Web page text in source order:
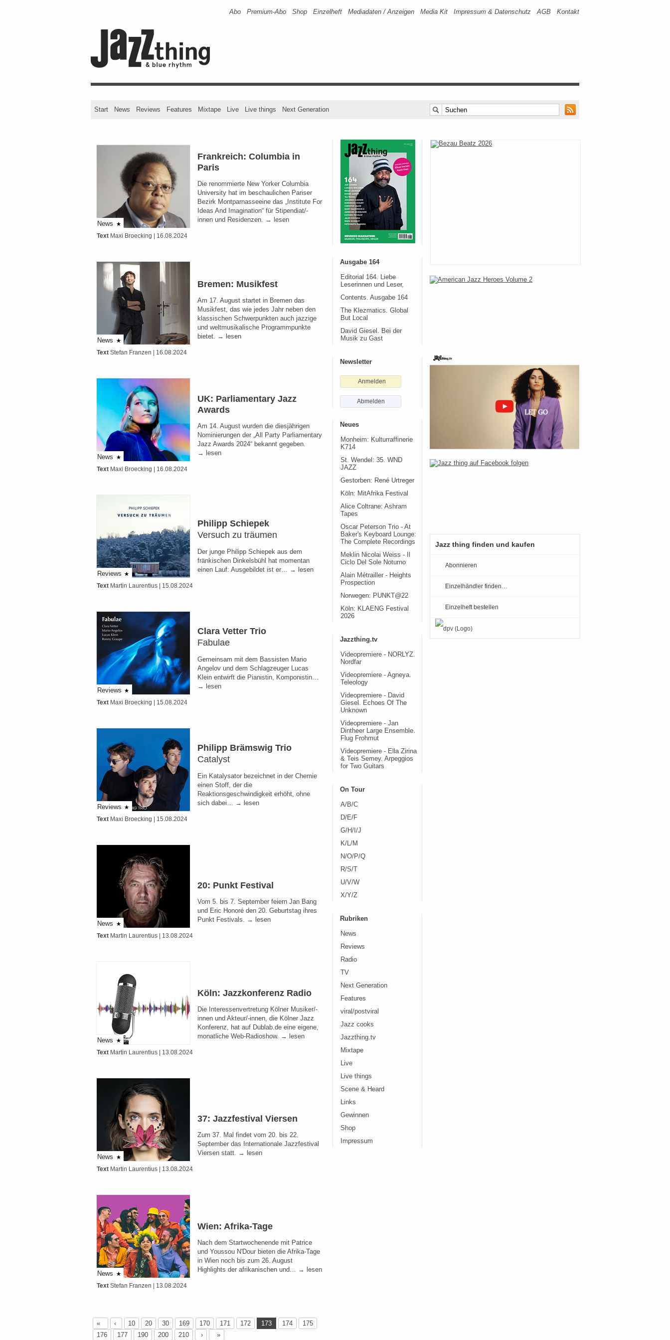
Abo Premium-Abo Shop Einzelheft Mediadaten / Anzeigen Media Kit Impressum & Datenschutz AGB Kontakt
Start News Reviews Features Mixtape Live Live things Next Generation
News
Frankreich: Columbia in
Paris
Die renommierte New Yorker Columbia
University hat im beschaulichen Pariser
Bezirk Montparnasseeine das „Institute For
Ideas And Imagination“ für Stipendiat/-
innen und Residenzen. → lesen
Text Maxi Broecking | 16.08.2024
News
Bremen: Musikfest
Am 17. August startet in Bremen das
Musikfest, das wie jedes Jahr neben den
klassischen Schwerpunkten auch jazzige
und weltmusikalische Programmpunkte
bietet. → lesen
Text Stefan Franzen | 16.08.2024
News
UK: Parliamentary Jazz
Awards
Am 14. August wurden die diesjährigen
Nominierungen der „All Party Parliamentary
Jazz Awards 2024“ bekannt gegeben.
→ lesen
Text Maxi Broecking | 16.08.2024
Reviews
Philipp Schiepek
Versuch zu träumen
Der junge Philipp Schiepek aus dem
fränkischen Dinkelsbühl hat momentan
einen Lauf: Ausgebildet ist er… → lesen
Text Martin Laurentius | 15.08.2024
Reviews
Clara Vetter Trio
Fabulae
Gemeinsam mit dem Bassisten Mario
Angelov und dem Schlagzeuger Lucas
Klein entwirft die Pianistin, Komponistin…
→ lesen
Text Maxi Broecking | 15.08.2024
Reviews
Philipp Brämswig Trio
Catalyst
Ein Katalysator bezeichnet in der Chemie
einen Stoff, der die
Reaktionsgeschwindigkeit erhöht, ohne
sich dabei… → lesen
Text Maxi Broecking | 15.08.2024
News
20: Punkt Festival
Vom 5. bis 7. September feiern Jan Bang
und Eric Honoré den 20. Geburtstag ihres
Punkt Festivals. → lesen
Text Martin Laurentius | 13.08.2024
News
Köln: Jazzkonferenz Radio
Die Interessenvertretung Kölner Musiker/-
innen und Akteur/-innen, die Kölner Jazz
Konferenz, hat auf Dublab.de eine eigene,
monatliche Web-Radioshow. → lesen
Text Martin Laurentius | 13.08.2024
News
37: Jazzfestival Viersen
Zum 37. Mal findet vom 20. bis 22.
September das Internationale Jazzfestival
Viersen statt. → lesen
Text Martin Laurentius | 13.08.2024
News
Wien: Afrika-Tage
Nach dem Startwochenende mit Patrice
und Youssou N'Dour bieten die Afrika-Tage
in Wien noch bis zum 26. August
Highlights der afrikanischen und… → lesen
Text Stefan Franzen | 13.08.2024
« ‹ 10 20 30 169 170 171 172 173 174
175
176
177 190 200 210 › »
Ausgabe 164
Editorial 164. Liebe
Leserinnen und Leser,
Contents. Ausgabe 164
The Klezmatics. Global
But Local
David Giesel. Bei der
Musik zu Gast
Newsletter
Anmelden
Abmelden
Neues
Monheim: Kulturraffinerie
K714
St. Wendel: 35. WND
JAZZ
Gestorben: René Urtreger
Köln: MitAfrika Festival
Alice Coltrane: Ashram
Tapes
Oscar Peterson Trio - At
Baker's Keyboard Lounge:
The Complete Recordings
Meklin Nicolai Weiss - Il
Ciclo Del Sole Noturno
Alain Métrailler - Heights
Prospection
Norwegen: PUNKT@22
Köln: KLAENG Festival
2026
Jazzthing.tv
Videopremiere - NORLYZ.
Nordfar
Videopremiere - Agneya.
Teleology
Videopremiere - David
Giesel. Echoes Of The
Unknown
Videopremiere - Jan
Dintheer Large Ensemble.
Flug Frohmut
Videopremiere - Ella Zirina
& Teis Semey. Arpeggios
for Two Guitars
On Tour
A/B/C
D/E/F
G/H/I/J
K/L/M
N/O/P/Q
R/S/T
U/V/W
X/Y/Z
Rubriken
News
Reviews
Radio
TV
Next Generation
Features
viral/postviral
Jazz cooks
Jazzthing.tv
Mixtape
Live
Live things
Scene & Heard
Links
Gewinnen
Shop
Impressum
Jazz thing finden und kaufen
Abonnieren
Einzelhändler finden…
Einzelheft bestellen